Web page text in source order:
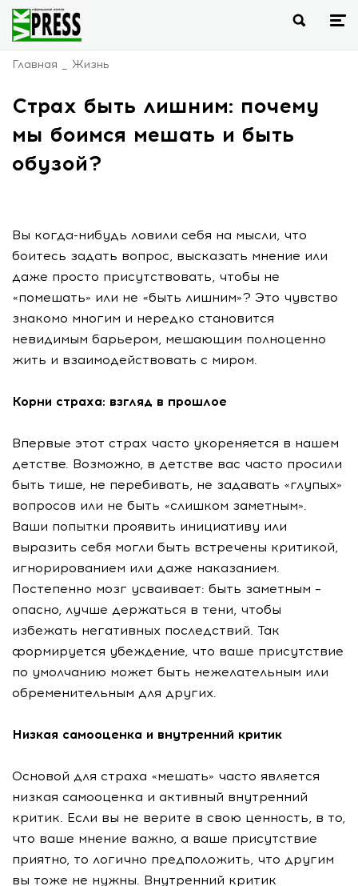
Главная Жизнь
Страх быть лишним: почему
мы боимся мешать и быть
обузой?
Вы когда-нибудь ловили себя на мысли, что
боитесь задать вопрос, высказать мнение или
даже просто присутствовать, чтобы не
«помешать» или не «быть лишним»? Это чувство
знакомо многим и нередко становится
невидимым барьером, мешающим полноценно
жить и взаимодействовать с миром.
Корни страха: взгляд в прошлое
Впервые этот страх часто укореняется в нашем
детстве. Возможно, в детстве вас часто просили
быть тише, не перебивать, не задавать «глупых»
вопросов или не быть «слишком заметным».
Ваши попытки проявить инициативу или
выразить себя могли быть встречены критикой,
игнорированием или даже наказанием.
Постепенно мозг усваивает: быть заметным –
опасно, лучше держаться в тени, чтобы
избежать негативных последствий. Так
формируется убеждение, что ваше присутствие
по умолчанию может быть нежелательным или
обременительным для других.
Низкая самооценка и внутренний критик
Основой для страха «мешать» часто является
низкая самооценка и активный внутренний
критик. Если вы не верите в свою ценность, в то,
что ваше мнение важно, а ваше присутствие
приятно, то логично предположить, что другим
вы тоже не нужны. Внутренний критик